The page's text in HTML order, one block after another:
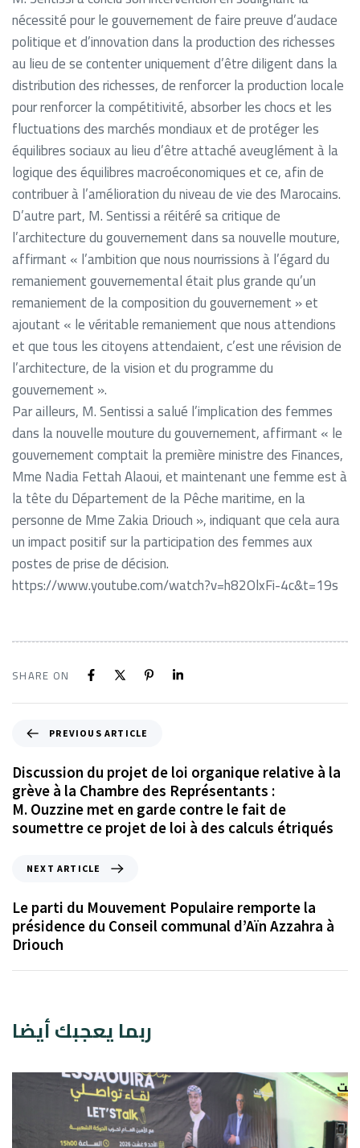
nécessité pour le gouvernement de faire preuve d’audace
politique et d’innovation dans la production des richesses
au lieu de se contenter uniquement d’être diligent dans la
distribution des richesses, de renforcer la production locale
pour renforcer la compétitivité, absorber les chocs et les
fluctuations des marchés mondiaux et de protéger les
équilibres sociaux au lieu d’être attaché aveuglément à la
logique des équilibres macroéconomiques et ce, afin de
contribuer à l’amélioration du niveau de vie des Marocains.
D’autre part, M. Sentissi a réitéré sa critique de
l’architecture du gouvernement dans sa nouvelle mouture,
affirmant « l’ambition que nous nourrissions à l’égard du
remaniement gouvernemental était plus grande qu’un
remaniement de la composition du gouvernement » et
ajoutant « le véritable remaniement que nous attendions
et que tous les citoyens attendaient, c’est une révision de
l’architecture, de la vision et du programme du
gouvernement ».
Par ailleurs, M. Sentissi a salué l’implication des femmes
dans la nouvelle mouture du gouvernement, affirmant « le
gouvernement comptait la première ministre des Finances,
Mme Nadia Fettah Alaoui, et maintenant une femme est à
la tête du Département de la Pêche maritime, en la
personne de Mme Zakia Driouch », indiquant que cela aura
un impact positif sur la participation des femmes aux
postes de prise de décision.
https://www.youtube.com/watch?v=h82OlxFi-4c&t=19s
SHARE ON
PREVIOUS ARTICLE
Discussion du projet de loi organique relative à la
grève à la Chambre des Représentants :
M. Ouzzine met en garde contre le fait de
soumettre ce projet de loi à des calculs étriqués
NEXT ARTICLE
Le parti du Mouvement Populaire remporte la
présidence du Conseil communal d’Aïn Azzahra à
Driouch
ربما يعجبك أيضا